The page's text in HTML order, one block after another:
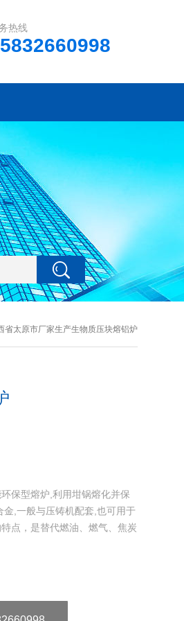
热线
省太原市厂家生产生物质压块熔铝炉
保型熔炉,利用坩锅熔化并保
,一般与压铸机配套,也可用于
点，是替代燃油、燃气、焦炭